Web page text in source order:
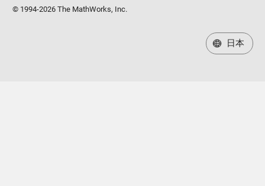
© 1994-2026 The MathWorks, Inc.
日本